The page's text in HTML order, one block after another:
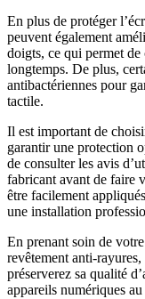
En plus de protéger
peuvent également
doigts, ce qui permet
longtemps. De plus,
antibactériennes pour
tactile.
Il est important de
garantir une protection
de consulter les avis
fabricant avant de faire
être facilement
une installation
En prenant soin de
revêtement anti-
préserverez sa qualité
appareils numériques